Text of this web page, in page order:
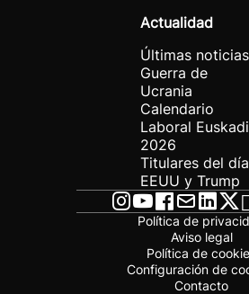
Actualidad
Últimas noticias
Guerra de
Ucrania
Calendario
Laboral Euskadi
2026
Titulares del día
EEUU y Trump
Política de
Aviso legal
Política de
Configuración de
Contacto